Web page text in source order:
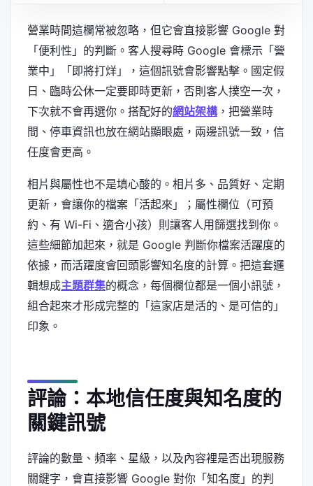
營業時間這欄常被忽略，但它會直接影響 Google 對
「便利性」的判斷。客人搜尋時 Google 會標示「營
業中」「即將打烊」，這個訊號會影響點擊。國定假
日、臨時公休一定要即時更新，否則客人撲空一次，
下次就不會再選你。搭配好的網站架構，把營業時
間、停車資訊也放在網站顯眼處，兩邊訊號一致，信
任度會更高。
相片與屬性也不是填心酸的。相片多、品質好、定期
更新，會讓你的檔案「活起來」；屬性欄位（可預
約、有 Wi-Fi、適合小孩）則讓客人用篩選找到你。
這些細節加起來，就是 Google 判斷你檔案活躍度的
依據，而活躍度會回頭影響知名度的計算。把這套邏
輯想成主題群集的概念，每個欄位都是一個小訊號，
組合起來才形成完整的「這家店是活的、是可信的」
印象。
評論：本地信任度與知名度的
關鍵訊號
評論的數量、頻率、星級，以及內容裡是否出現服務
關鍵字，會直接影響 Google 對你「知名度」的判